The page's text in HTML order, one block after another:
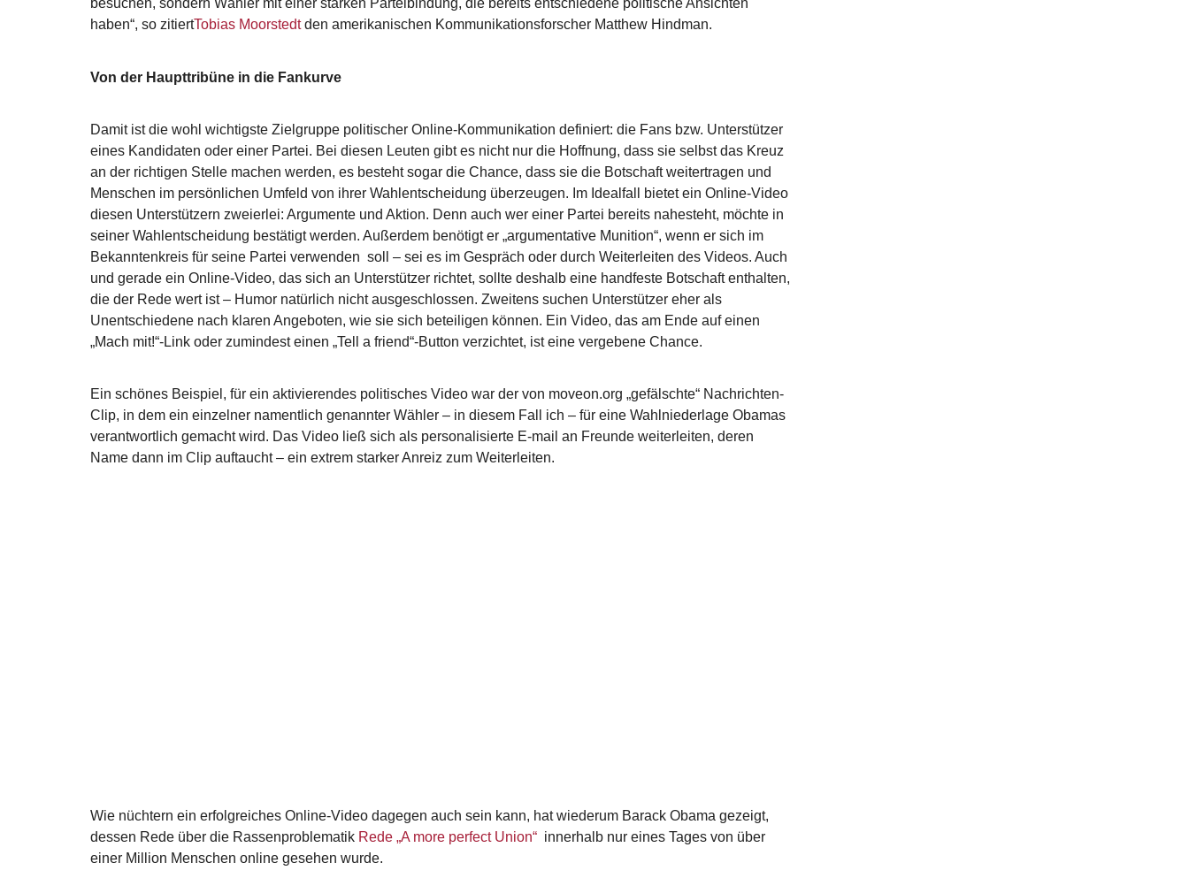
besuchen, sondern Wähler mit einer starken Parteibindung, die bereits entschiedene politische Ansichten
haben“, so zitiertTobias Moorstedtden amerikanischen Kommunikationsforscher Matthew Hindman.
Von der Haupttribüne in die Fankurve
Damit ist die wohl wichtigste Zielgruppe politischer Online-Kommunikation definiert: die Fans bzw. Unterstützer
eines Kandidaten oder einer Partei. Bei diesen Leuten gibt es nicht nur die Hoffnung, dass sie selbst das Kreuz
an der richtigen Stelle machen werden, es besteht sogar die Chance, dass sie die Botschaft weitertragen und
Menschen im persönlichen Umfeld von ihrer Wahlentscheidung überzeugen. Im Idealfall bietet ein Online-Video
diesen Unterstützern zweierlei: Argumente und Aktion. Denn auch wer einer Partei bereits nahesteht, möchte in
seiner Wahlentscheidung bestätigt werden. Außerdem benötigt er „argumentative Munition“, wenn er sich im
Bekanntenkreis für seine Partei verwenden soll – sei es im Gespräch oder durch Weiterleiten des Videos. Auch
und gerade ein Online-Video, das sich an Unterstützer richtet, sollte deshalb eine handfeste Botschaft enthalten,
die der Rede wert ist – Humor natürlich nicht ausgeschlossen. Zweitens suchen Unterstützer eher als
Unentschiedene nach klaren Angeboten, wie sie sich beteiligen können. Ein Video, das am Ende auf einen
„Mach mit!“-Link oder zumindest einen „Tell a friend“-Button verzichtet, ist eine vergebene Chance.
Ein schönes Beispiel, für ein aktivierendes politisches Video war der von moveon.org „gefälschte“ Nachrichten-
Clip, in dem ein einzelner namentlich genannter Wähler – in diesem Fall ich – für eine Wahlniederlage Obamas
verantwortlich gemacht wird. Das Video ließ sich als personalisierte E-mail an Freunde weiterleiten, deren
Name dann im Clip auftaucht – ein extrem starker Anreiz zum Weiterleiten.
Wie nüchtern ein erfolgreiches Online-Video dagegen auch sein kann, hat wiederum Barack Obama gezeigt,
dessen Rede über die Rassenproblematik Rede „A more perfect Union“ innerhalb nur eines Tages von über
einer Million Menschen online gesehen wurde.